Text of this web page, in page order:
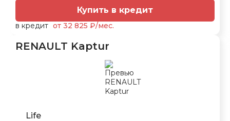
Купить в кредит
в кредит от 32 825 ₽/мес.
RENAULT Kaptur
Life